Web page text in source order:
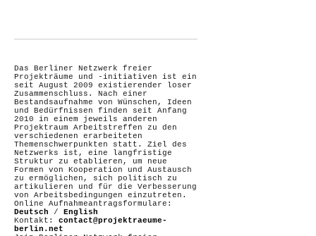
Das Berliner Netzwerk freier
Projekträume und -initiativen ist ein
seit August 2009 existierender loser
Zusammenschluss. Nach einer
Bestandsaufnahme von Wünschen, Ideen
und Bedürfnissen finden seit Anfang
2010 in einem jeweils anderen
Projektraum Arbeitstreffen zu den
verschiedenen erarbeiteten
Themenschwerpunkten statt. Ziel des
Netzwerks ist, eine langfristige
Struktur zu etablieren, um neue
Formen von Kooperation und Austausch
zu ermöglichen, sich politisch zu
artikulieren und für die Verbesserung
von Arbeitsbedingungen einzutreten.
Online Aufnahmeantragsformulare:
Deutsch /
English
Kontakt: contact@projektraeume-
berlin.net